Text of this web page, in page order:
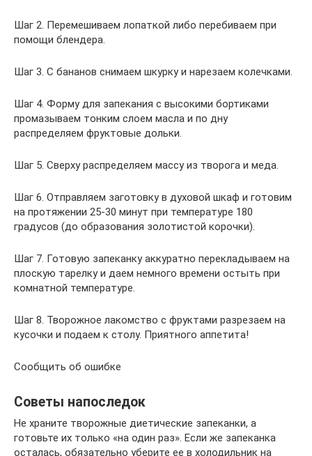
Шаг 2. Перемешиваем лопаткой либо перебиваем при
помощи блендера.
Шаг 3. С бананов снимаем шкурку и нарезаем колечками.
Шаг 4. Форму для запекания с высокими бортиками
промазываем тонким слоем масла и по дну
распределяем фруктовые дольки.
Шаг 5. Сверху распределяем массу из творога и меда.
Шаг 6. Отправляем заготовку в духовой шкаф и готовим
на протяжении 25-30 минут при температуре 180
градусов (до образования золотистой корочки).
Шаг 7. Готовую запеканку аккуратно перекладываем на
плоскую тарелку и даем немного времени остыть при
комнатной температуре.
Шаг 8. Творожное лакомство с фруктами разрезаем на
кусочки и подаем к столу. Приятного аппетита!
Сообщить об ошибке
Советы напоследок
Не храните творожные диетические запеканки, а
готовьте их только «на один раз». Если же запеканка
осталась, обязательно уберите ее в холодильник на